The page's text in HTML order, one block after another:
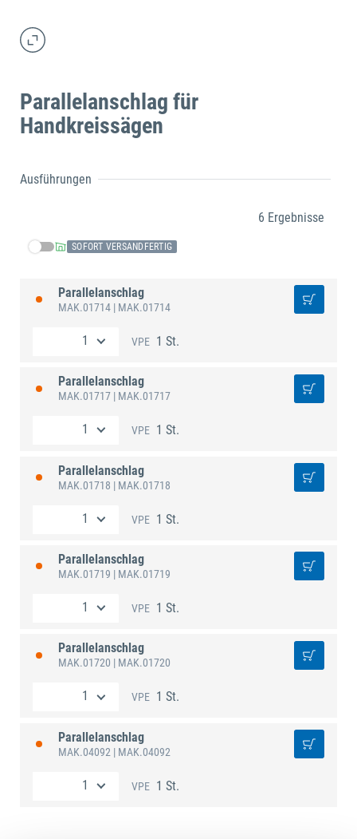
Parallelanschlag für
Handkreissägen
Ausführungen
6 Ergebnisse
SOFORT VERSANDFERTIG
Parallelanschlag
MAK.01714 | MAK.01714
VPE 1 St.
Parallelanschlag
MAK.01717 | MAK.01717
VPE 1 St.
Parallelanschlag
MAK.01718 | MAK.01718
VPE 1 St.
Parallelanschlag
MAK.01719 | MAK.01719
VPE 1 St.
Parallelanschlag
MAK.01720 | MAK.01720
VPE 1 St.
Parallelanschlag
MAK.04092 | MAK.04092
VPE 1 St.